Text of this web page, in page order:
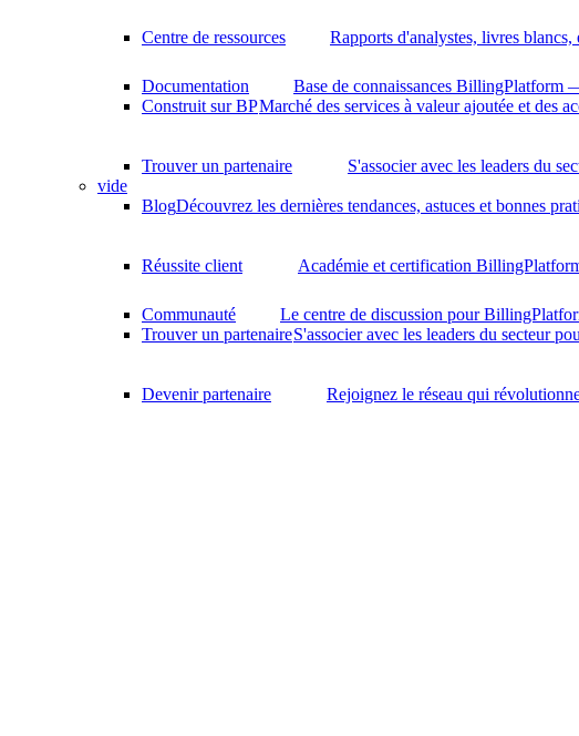
Centre de ressources Rapports d'analystes, livres
Documentation
Base de connaissances BillingPlatform
Construit sur BPMarché des services à valeur ajoutée et des
Trouver un partenaire
S'associer avec les leaders du
vide
BlogDécouvrez les dernières tendances, astuces et bonnes
Réussite client Académie et certification
Communauté
Le centre de discussion pour
Trouver un partenaireS'associer avec les leaders du secteur
Devenir partenaire Rejoignez le réseau qui